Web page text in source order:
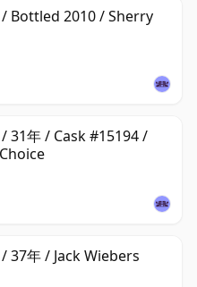
Bottled 2010 / Sherry
31年 / Cask #15194 /
37年 / Jack Wiebers